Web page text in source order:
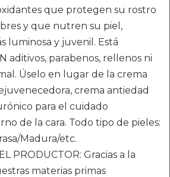
que protegen su rostro
y que nutren su piel,
luminosa y juvenil. Está
aditivos, parabenos, rellenos ni
Úselo en lugar de la crema
crema antiedad
para el cuidado
de la cara. Todo tipo de pieles:
Madura/etc.
PRODUCTOR: Gracias a la
materias primas